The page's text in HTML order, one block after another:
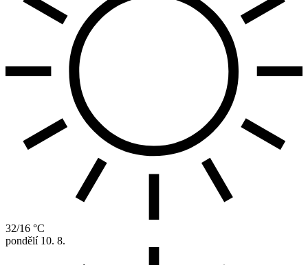
32/16 °C
pondělí 10. 8.